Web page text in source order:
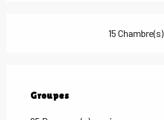
15 Chambre(s)
Groupes
Groupes